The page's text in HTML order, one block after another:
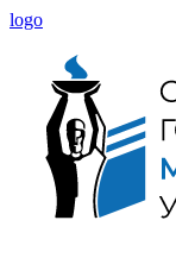
logo